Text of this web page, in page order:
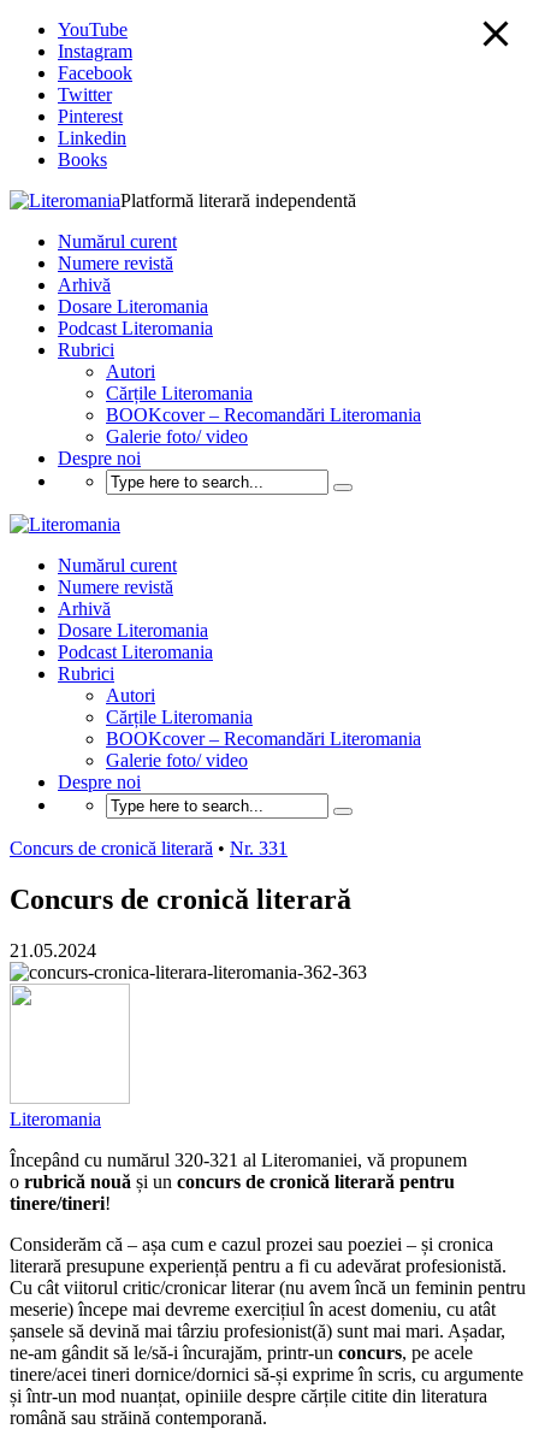
YouTube
Instagram
Facebook
Twitter
Pinterest
Linkedin
Books
Platformă literară independentă
Numărul curent
Numere revistă
Arhivă
Dosare Literomania
Podcast Literomania
Rubrici
Autori
Cărțile Literomania
BOOKcover – Recomandări Literomania
Galerie foto/ video
Despre noi
Numărul curent
Numere revistă
Arhivă
Dosare Literomania
Podcast Literomania
Rubrici
Autori
Cărțile Literomania
BOOKcover – Recomandări Literomania
Galerie foto/ video
Despre noi
Concurs de cronică literară • Nr. 331
Concurs de cronică literară
21.05.2024
Literomania
Începând cu numărul 320-321 al Literomaniei, vă propunem
o rubrică nouă și un concurs de cronică literară pentru
tinere/tineri!
Considerăm că – așa cum e cazul prozei sau poeziei – și cronica
literară presupune experiență pentru a fi cu adevărat profesionistă.
Cu cât viitorul critic/cronicar literar (nu avem încă un feminin pentru
meserie) începe mai devreme exercițiul în acest domeniu, cu atât
șansele să devină mai târziu profesionist(ă) sunt mai mari. Așadar,
ne-am gândit să le/să-i încurajăm, printr-un concurs, pe acele
tinere/acei tineri dornice/dornici să-și exprime în scris, cu argumente
și într-un mod nuanțat, opiniile despre cărțile citite din literatura
română sau străină contemporană.